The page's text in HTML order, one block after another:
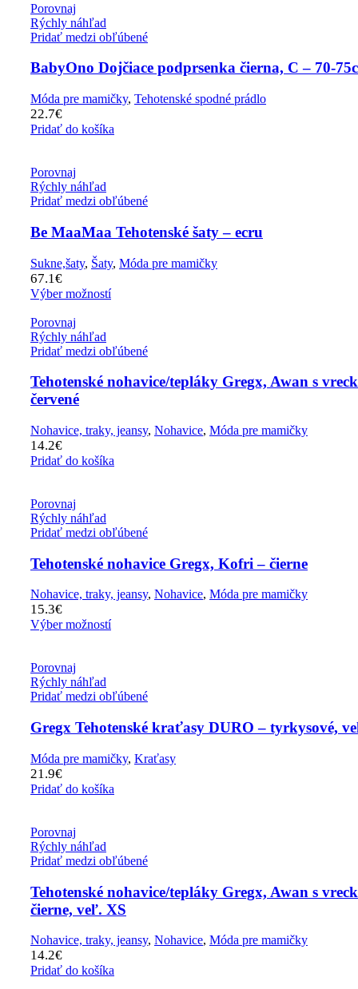
Porovnaj
Rýchly náhľad
Pridať medzi obľúbené
BabyOno Dojčiace podprsenka čierna, C – 70-
Móda pre mamičky, Tehotenské spodné prádlo
22.7€
Pridať do košíka
Porovnaj
Rýchly náhľad
Pridať medzi obľúbené
Be MaaMaa Tehotenské šaty – ecru
Sukne,šaty, Šaty, Móda pre mamičky
67.1€
Výber možností
Porovnaj
Rýchly náhľad
Pridať medzi obľúbené
Tehotenské nohavice/tepláky Gregx, Awan s
červené
Nohavice, traky, jeansy, Nohavice, Móda pre mamičky
14.2€
Pridať do košíka
Porovnaj
Rýchly náhľad
Pridať medzi obľúbené
Tehotenské nohavice Gregx, Kofri – čierne
Nohavice, traky, jeansy, Nohavice, Móda pre mamičky
15.3€
Výber možností
Porovnaj
Rýchly náhľad
Pridať medzi obľúbené
Gregx Tehotenské kraťasy DURO – tyrkysové,
Móda pre mamičky, Kraťasy
21.9€
Pridať do košíka
Porovnaj
Rýchly náhľad
Pridať medzi obľúbené
Tehotenské nohavice/tepláky Gregx, Awan s
čierne, veľ. XS
Nohavice, traky, jeansy, Nohavice, Móda pre mamičky
14.2€
Pridať do košíka